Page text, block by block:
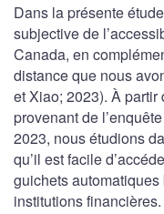
Dans la présente
subjective de
Canada, en
distance que nous
et Xiao; 2023). À partir
provenant de
2023, nous étudions
qu’il est facile
guichets
institutions financières.